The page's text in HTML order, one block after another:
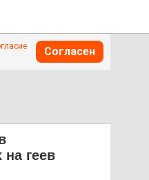
Согласен
геев